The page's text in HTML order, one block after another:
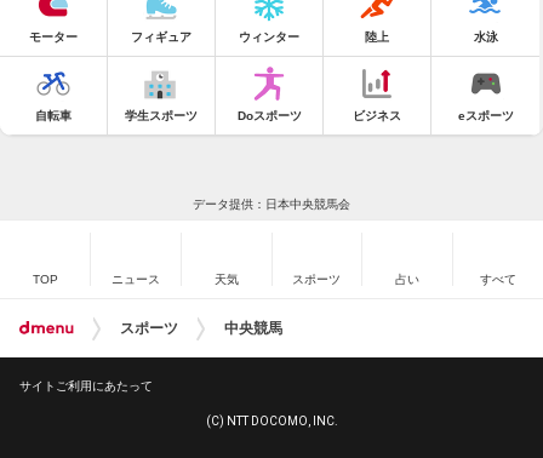
モーター フィギュア ウィンター 陸上 水泳
自転車 学生スポーツ Doスポーツ ビジネス eスポーツ
データ提供：日本中央競馬会
TOP ニュース 天気 スポーツ 占い すべて
スポーツ 中央競馬
サイトご利用にあたって
(C) NTT DOCOMO, INC.